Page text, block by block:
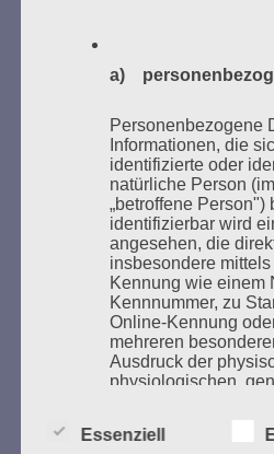
Weitere Informationen:
GEDENKEN UND
UNSERER
Zum 13. Monat des
Eimsbüttel
a)
Personenbezogene
Informationen, die
identifizierte oder
natürliche Person
„betroffene Person")
identifizierbar wird
angesehen, die
insbesondere
Kennung wie einem
Kennnummer, zu
Online-Kennung
mehreren
Ausdruck der
physiologischen,
Person sind,
Essenziell